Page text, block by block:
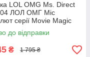
LOL OMG Ms. Direct
ЛОЛ ОМГ Міс
серії Movie Magic
MyDoll.com.ua
до відправки
₴ 1 795 ₴